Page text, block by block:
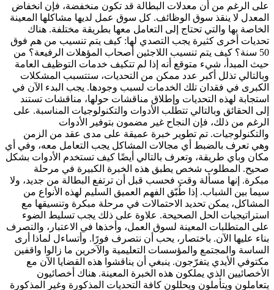
على الرغم من أن معدلات البطالة قد تكون منخفضة، فإن انخفاض
المعدل لا ينقذ سوق الوظائف. كل سوق عمل لديها مشاكلها المعينة
الخاصة بها والتي تحتاج إلى التعامل معها بطريقة مختلفة. هناك
تحديات أخرى كثيرة يجب التصدي لها: كيف يتم تنسيب من هم فوق
50 سنة؟ كيف يتم تنسيب اللاجئين أصحاب المؤهلات الرفيعة؟ من
حيث المبدأ، شيء متوقع أنه إذا لم تتكيف خدمات التوظيف العامة
وبالتالي تذلل أكبر عدد ممكن من التحديات، ستتسبب المشكلات
الكبرى في فقدان تلك الخدمات لسبب وجودها. يجب البدء الآن في
استجابة لهذه التحديات وإطلاق مناقشات حولها، مناقشات تستند
إلى الحقائق وبالتالي تتطلب الأدوات والتكنولوجيات المناسبة. على
الرغم من ذلك، فإن النجاح غير مضمون بتوفير الأدوات
والتكنولوجيات. تم تطوير خبرة عميقة على مدى عقد من الزمن
وهي تعرف بالضبط أي مجالات المشاكل يجب التعامل معه، وفي أي
مكان وبأي طريقة، وتعرف بالتالي أيضًا كيف تستخدم الأدوات بشكل
صحيح. المطلوب شخص يطبق هذه الخبرة الكبيرة في مرحلة
مبكرة. إنها مسألة وقت فحسب قبل أن ترتفع البطالة من جديد، ولا
سيما بين الشباب. إذا طُبّق الفهم العميق السليم لهذه الأنواع من
المشاكل، يمكن تحديد الاحتمالات في مرحلة مبكرة وتنسيقها مع
استراتيجيات الحل الصحيحة. علاوة على ذلك يجب تسليط الضوء
على المتطلبات المعينة لسوق العمل، وأخذها في الاعتبار، والتصرف
بناء عليها الآن. باختصار، يحب أن نتصرف فورًا. وأتساءل لماذا أرى
الساسة والمجتمع والمؤسسات التعليمية والآخرين ما زالوا واقفين
مكتوفي الأيدي يتفرّجون. ينبغي أن يناقشوا هذه القضايا الآن مع
الأخصائيين الذي يملكون هذه الخبرة المعينة. هناك أخصائيون
يتعاملون ويتأملون ويحللون كافة التحديات المذكورة وغير المذكورة